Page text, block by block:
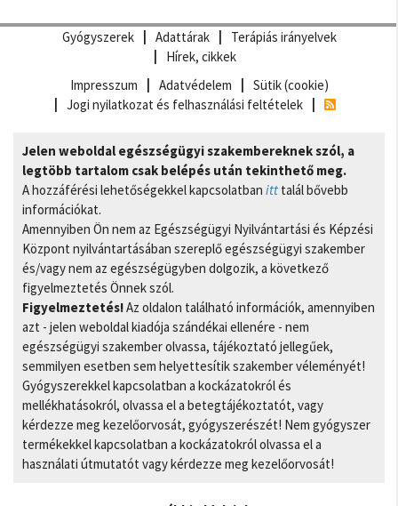
Gyógyszerek Adattárak
Terápiás irányelvek
Hírek, cikkek
Impresszum
Adatvédelem
Sütik (cookie)
Jogi nyilatkozat és felhasználási feltételek
Jelen weboldal egészségügyi szakembereknek szól, a
legtöbb tartalom csak belépés után tekinthető meg.
A hozzáférési lehetőségekkel kapcsolatban itt talál bővebb
információkat.
Amennyiben Ön nem az Egészségügyi Nyilvántartási és Képzési
Központ nyilvántartásában szereplő egészségügyi szakember
és/vagy nem az egészségügyben dolgozik, a következő
figyelmeztetés Önnek szól.
Figyelmeztetés!Az oldalon található információk, amennyiben
azt - jelen weboldal kiadója szándékai ellenére - nem
egészségügyi szakember olvassa, tájékoztató jellegűek,
semmilyen esetben sem helyettesítik szakember véleményét!
Gyógyszerekkel kapcsolatban a kockázatokról és
mellékhatásokról, olvassa el a betegtájékoztatót, vagy
kérdezze meg kezelőorvosát, gyógyszerészét! Nem gyógyszer
termékekkel kapcsolatban a kockázatokról olvassa el a
használati útmutatót vagy kérdezze meg kezelőorvosát!